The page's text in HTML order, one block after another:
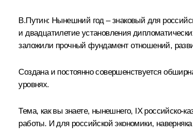
В.Путин: Нынешний год – знаковый для
и двадцатилетие установления
заложили прочный фундамент отношений,
Создана и постоянно совершенствуется
уровнях.
Тема, как вы знаете, нынешнего, IX российско-
работы. И для российской экономики,